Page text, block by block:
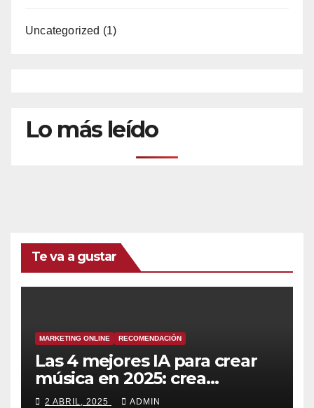
Uncategorized (1)
Lo más leído
Te va a gustar
MARKETING ONLINE RECOMENDACIÓN
Las 4 mejores IA para crear
música en 2025: crea
canciones increíbles en
2 ABRIL, 2025 ADMIN